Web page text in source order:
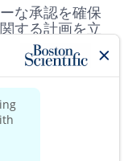
な承認を確保
する計画を立
を行います。
の登録の承認
に関する質問
進捗状況や政
期的な報告を